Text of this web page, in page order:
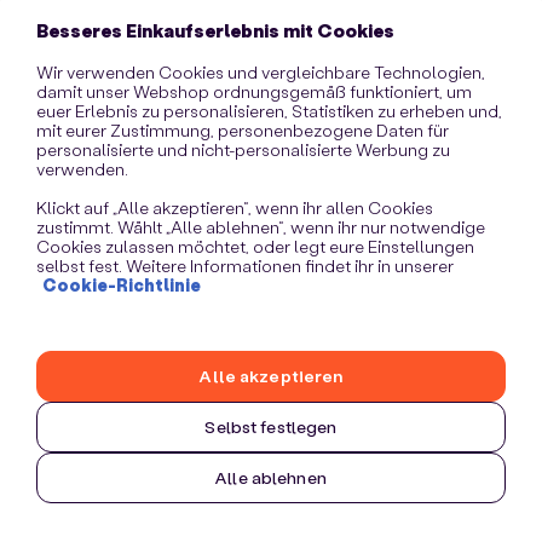
information).
Besseres Einkaufserlebnis mit Cookies
Wir verwenden Cookies und vergleichbare Technologien,
damit unser Webshop ordnungsgemäß funktioniert, um
euer Erlebnis zu personalisieren, Statistiken zu erheben und,
mit eurer Zustimmung, personenbezogene Daten für
personalisierte und nicht-personalisierte Werbung zu
verwenden.
Klickt auf „Alle akzeptieren“, wenn ihr allen Cookies
zustimmt. Wählt „Alle ablehnen“, wenn ihr nur notwendige
Cookies zulassen möchtet, oder legt eure Einstellungen
selbst fest. Weitere Informationen findet ihr in unserer
Cookie-Richtlinie
Selbst festlegen
Alle ablehnen
Alle akzeptieren